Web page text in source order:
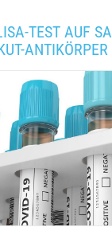
TEST AUF